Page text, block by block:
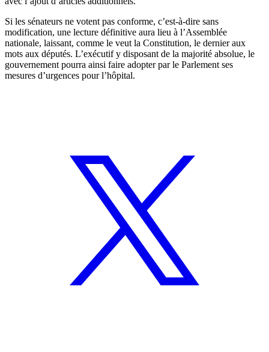
Si les sénateurs ne votent pas conforme, c’est-à-dire sans
modification, une lecture définitive aura lieu à l’Assemblée
nationale, laissant, comme le veut la Constitution, le dernier aux
mots aux députés. L’exécutif y disposant de la majorité absolue, le
gouvernement pourra ainsi faire adopter par le Parlement ses
mesures d’urgences pour l’hôpital.